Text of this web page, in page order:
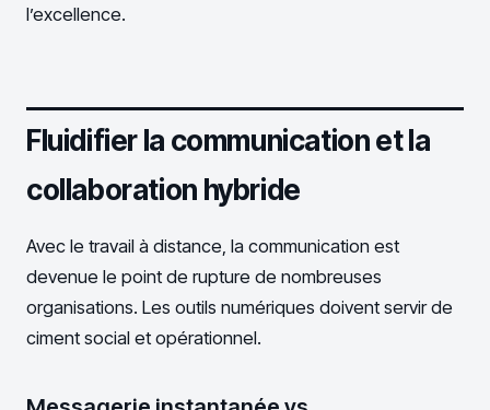
l’excellence.
Fluidifier la communication et la
collaboration hybride
Avec le travail à distance, la communication est
devenue le point de rupture de nombreuses
organisations. Les outils numériques doivent servir de
ciment social et opérationnel.